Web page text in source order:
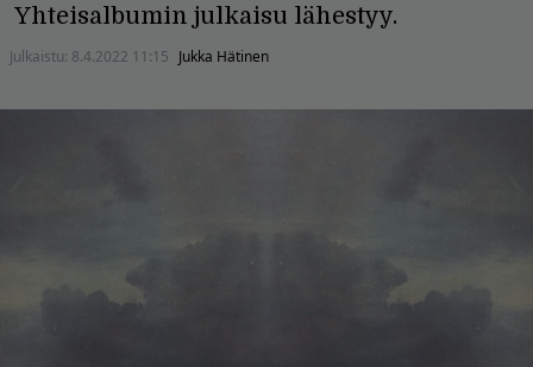
Yhteisalbumin julkaisu lähestyy.
Julkaistu: 8.4.2022 11:15 Jukka Hätinen